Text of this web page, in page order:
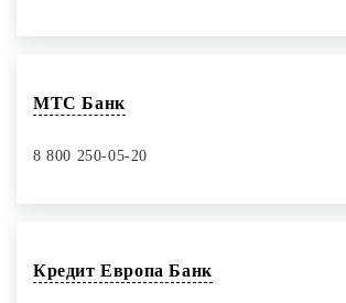
МТС Банк
8 800 250-05-20
Кредит Европа Банк